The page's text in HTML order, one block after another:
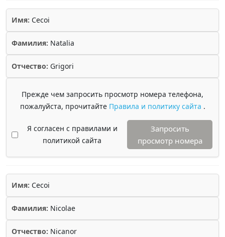
Имя: Cecoi
Фамилия: Natalia
Отчество: Grigori
Прежде чем запросить просмотр номера телефона,
пожалуйста, прочитайте Правила и политику сайта .
Я согласен с правилами и
политикой сайта
Запросить
просмотр номера
Имя: Cecoi
Фамилия: Nicolae
Отчество: Nicanor